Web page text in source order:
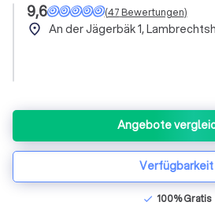
9,6
(47Bewertungen)
place An der Jägerbäk 1,
Angebote
Verfügbarkeit
check 100% Gratis